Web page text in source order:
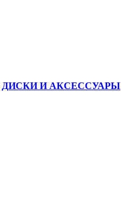
ДИСКИ И АКСЕССУАРЫ